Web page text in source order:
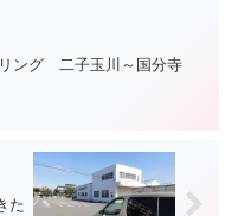
ング 二子玉川～国分寺
た